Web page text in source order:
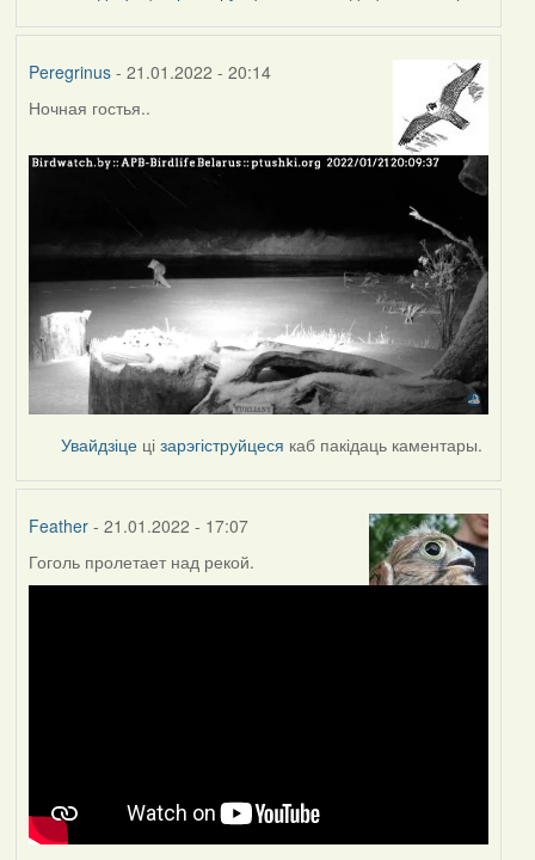
Peregrinus- 21.01.2022 - 20:14
Ночная гостья..
Увайдзіце цізарэгіструйцеся каб пакідаць каментары.
Feather- 21.01.2022 - 17:07
Гоголь пролетает над рекой.